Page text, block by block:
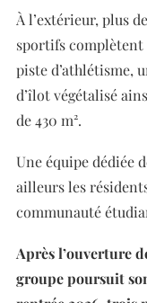
À l’extérieur, plus
sportifs complètent
piste d’athlétisme,
d’îlot végétalisé
de 430 m².
Une équipe dédiée
ailleurs les
communauté
Après l’ouverture
groupe poursuit